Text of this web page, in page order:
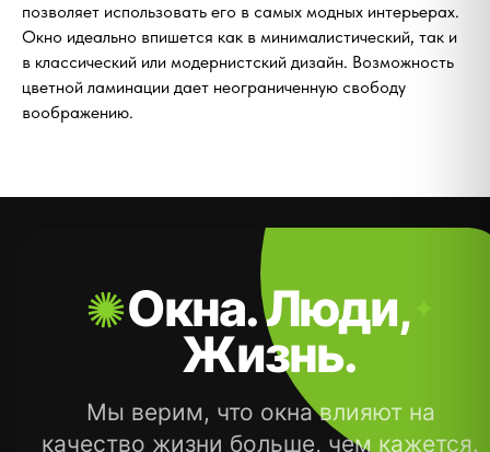
позволяет использовать его в самых модных интерьерах.
Окно идеально впишется как в минималистический, так и
в классический или модернистский дизайн. Возможность
цветной ламинации дает неограниченную свободу
воображению.
Поэтому создаём решения, которые
помогают дому дышать, сохраняют
энергию и делают пространство